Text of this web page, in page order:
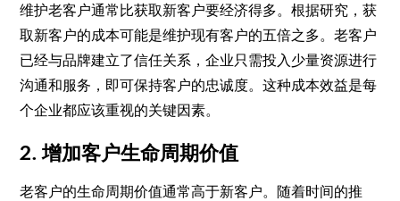
维护老客户通常比获取新客户要经济得多。根据研究，获
取新客户的成本可能是维护现有客户的五倍之多。老客户
已经与品牌建立了信任关系，企业只需投入少量资源进行
沟通和服务，即可保持客户的忠诚度。这种成本效益是每
个企业都应该重视的关键因素。
2. 增加客户生命周期价值
老客户的生命周期价值通常高于新客户。随着时间的推